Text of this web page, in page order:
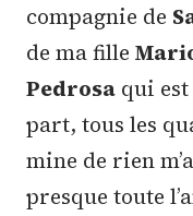
compagnie de
de ma fille
Pedrosa qui
part, tous les
mine de rien
presque toute